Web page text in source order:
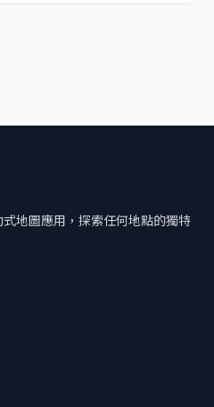
地圖應用，探索任何地點的獨特